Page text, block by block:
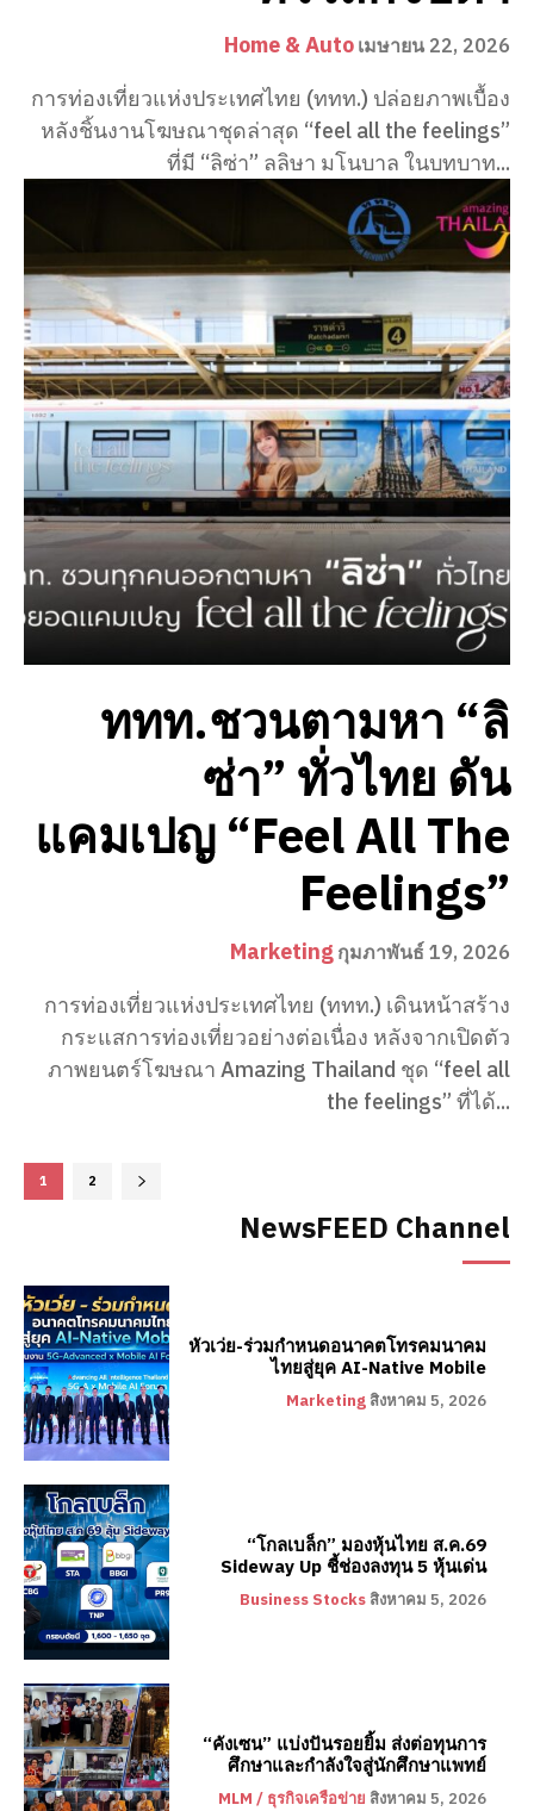
Home & Autoเมษายน 22, 2026
การท่องเที่ยวแห่งประเทศไทย (ททท.) ปล่อยภาพเบื้อง
หลังชิ้นงานโฆษณาชุดล่าสุด “feel all the feelings”
ที่มี “ลิซ่า” ลลิษา มโนบาล ในบทบาท...
ททท.ชวนตามหา “ลิ
ซ่า” ทั่วไทย ดัน
แคมเปญ “Feel All The
Feelings”
Marketingกุมภาพันธ์ 19, 2026
การท่องเที่ยวแห่งประเทศไทย (ททท.) เดินหน้าสร้าง
กระแสการท่องเที่ยวอย่างต่อเนื่อง หลังจากเปิดตัว
ภาพยนตร์โฆษณา Amazing Thailand ชุด “feel all
the feelings” ที่ได้...
1 2
NewsFEED Channel
หัวเว่ย-ร่วมกำหนดอนาคตโทรคมนาคม
ไทยสู่ยุค AI-Native Mobile
Marketing สิงหาคม 5, 2026
“โกลเบล็ก” มองหุ้นไทย ส.ค.69
Sideway Up ชี้ช่องลงทุน 5 หุ้นเด่น
Business Stocks สิงหาคม 5, 2026
“คังเซน” แบ่งปันรอยยิ้ม ส่งต่อทุนการ
ศึกษาและกำลังใจสู่นักศึกษาแพทย์
MLM / ธุรกิจเครือข่าย สิงหาคม 5, 2026